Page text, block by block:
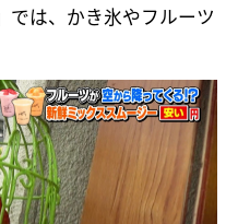
では、かき氷やフルーツ